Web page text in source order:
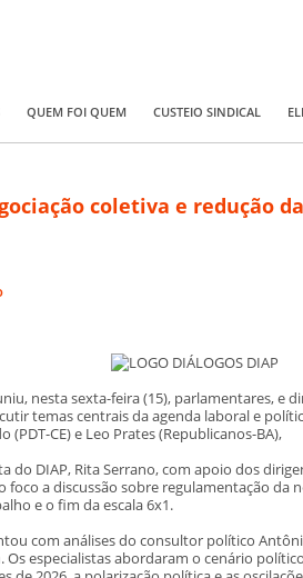
QUEM FOI QUEM CUSTEIO SINDICAL
coletiva e redução
nesta sexta-feira (15), parlamentares, e
temas centrais da agenda laboral e
CE) e Leo Prates (Republicanos-BA),
do DIAP, Rita Serrano, com apoio dos
foco a discussão sobre regulamentação da
e o fim da escala 6x1.
com análises do consultor político
especialistas abordaram o cenário